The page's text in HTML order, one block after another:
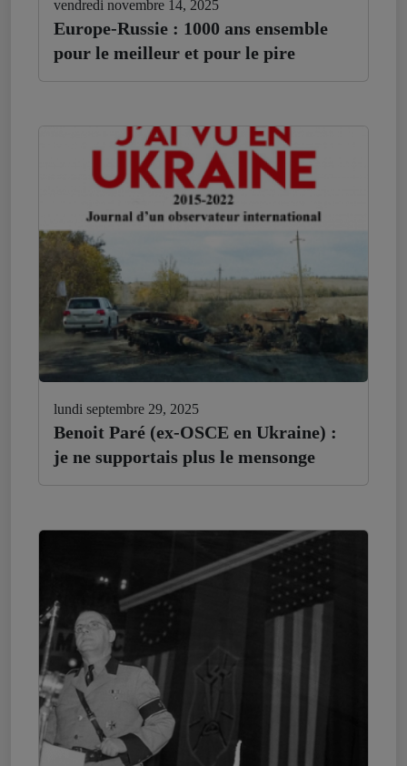
vendredi novembre 14, 2025
Europe-Russie : 1000 ans ensemble
pour le meilleur et pour le pire
lundi septembre 29, 2025
Benoit Paré (ex-OSCE en Ukraine) :
je ne supportais plus le mensonge